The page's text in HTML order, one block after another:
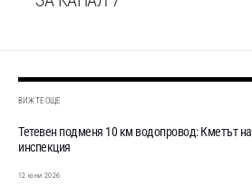
ВИЖТЕ ОЩЕ
Тетевен подменя 10 км водопровод: Кметът на
инспекция
12 юни 2026